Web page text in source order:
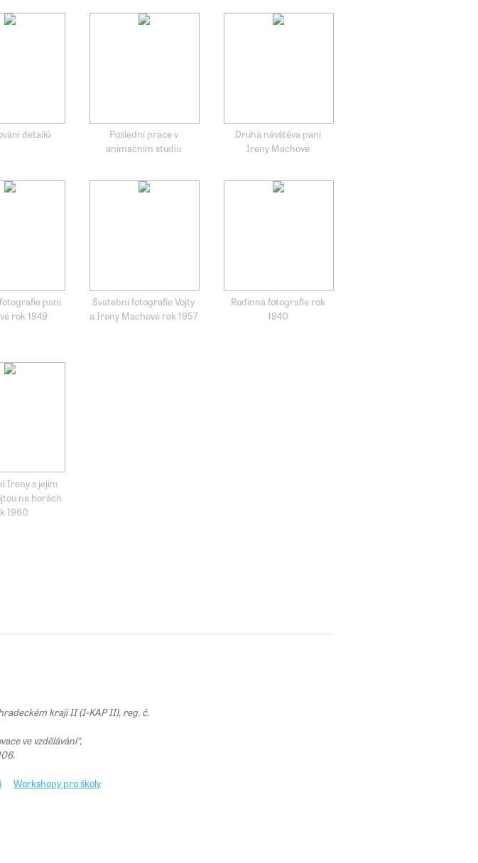
detailů
Poslední práce v
animačním studiu
Druhá návštěva paní
Ireny Machové
paní
rok 1949
Svatební fotografie Vojty
a Ireny Machové rok 1957
Rodinná fotografie rok
1940
Ireny s jejím
na horách
1960
kraji II (I-KAP II), reg. č.
ve vzdělávání“,
Workshopy pro školy